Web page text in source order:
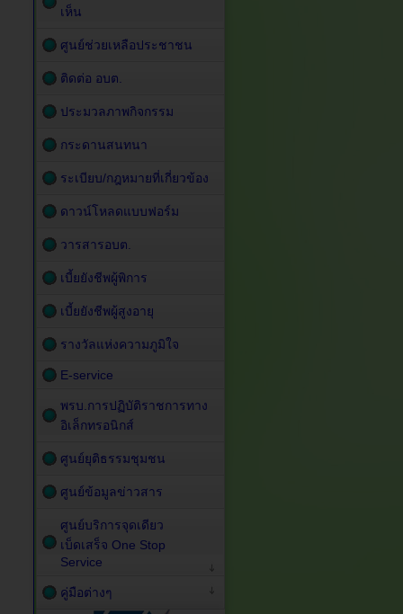
เห็น
ศูนย์ช่วยเหลือประชาชน
ติดต่อ อบต.
ประมวลภาพกิจกรรม
กระดานสนทนา
ระเบียบ/กฎหมายที่เกี่ยวข้อง
ดาวน์โหลดแบบฟอร์ม
วารสารอบต.
เบี้ยยังชีพผู้พิการ
เบี้ยยังชีพผู้สูงอายุ
รางวัลแห่งความภูมิใจ
E-service
พรบ.การปฏิบัติราชการทาง
อิเล็กทรอนิกส์
ศูนย์ยุติธรรมชุมชน
ศูนย์ข้อมูลข่าวสาร
ศูนย์บริการจุดเดียว
เบ็ดเสร็จ One Stop
Service
คู่มือต่างๆ